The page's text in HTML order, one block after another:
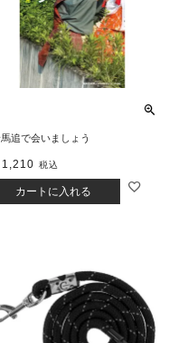
追で会いましょう
1,210 税込
カートに入れる